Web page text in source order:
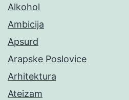
Alkohol
Ambicija
Apsurd
Arapske Poslovice
Arhitektura
Ateizam